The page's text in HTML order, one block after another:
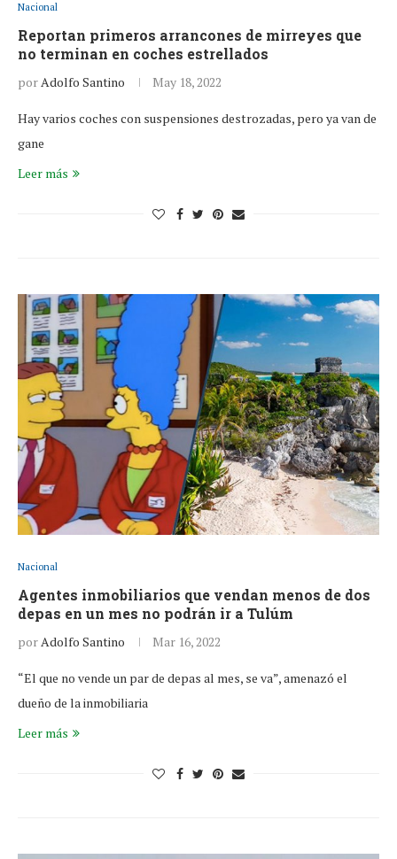
Nacional
Reportan primeros arrancones de mirreyes que
no terminan en coches estrellados
porAdolfo Santino May 18, 2022
Hay varios coches con suspensiones destrozadas, pero ya van de
gane
Leer más
Nacional
Agentes inmobiliarios que vendan menos de dos
depas en un mes no podrán ir a Tulúm
porAdolfo Santino Mar 16, 2022
“El que no vende un par de depas al mes, se va”, amenazó el
dueño de la inmobiliaria
Leer más